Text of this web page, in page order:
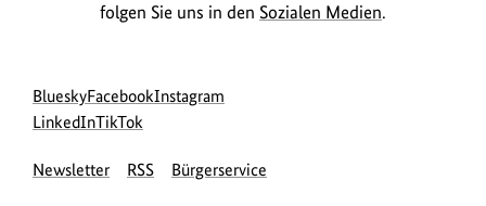
folgen Sie uns in den Sozialen Medien.
Social
Media
Blueskyzur
Bluesky-
des
Facebookzur
des
Instagram
des
LinkedInzur
Seite
zur
Seite
TikTok
Newsletter RSS Bürgerservice